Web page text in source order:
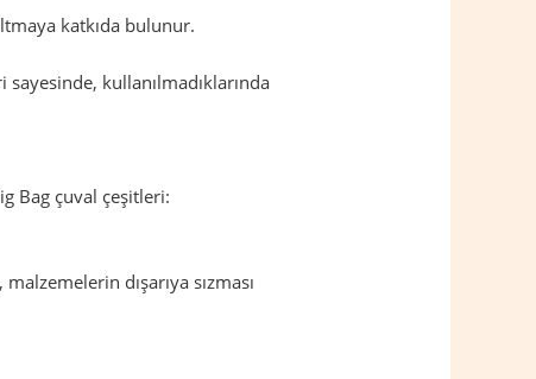
katkıda bulunur.
sayesinde, kullanılmadıklarında
Bag çuval çeşitleri:
dışarıya sızması